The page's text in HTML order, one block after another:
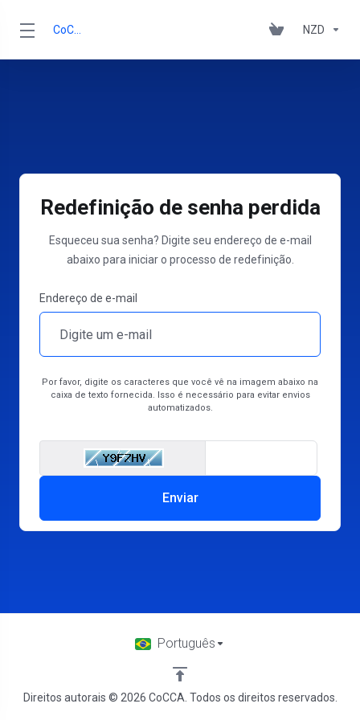
CoCCA NZD
Redefinição de senha perdida
Esqueceu sua senha? Digite seu endereço de e-mail
abaixo para iniciar o processo de redefinição.
Endereço de e-mail
Por favor, digite os caracteres que você vê na imagem abaixo na
caixa de texto fornecida. Isso é necessário para evitar envios
automatizados.
Enviar
Direitos autorais © 2026 CoCCA. Todos os direitos reservados.
Português